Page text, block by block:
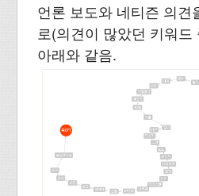
언론 보도와 네티즌 의견
로(의견이 많았던 키워드
아래와 같음.